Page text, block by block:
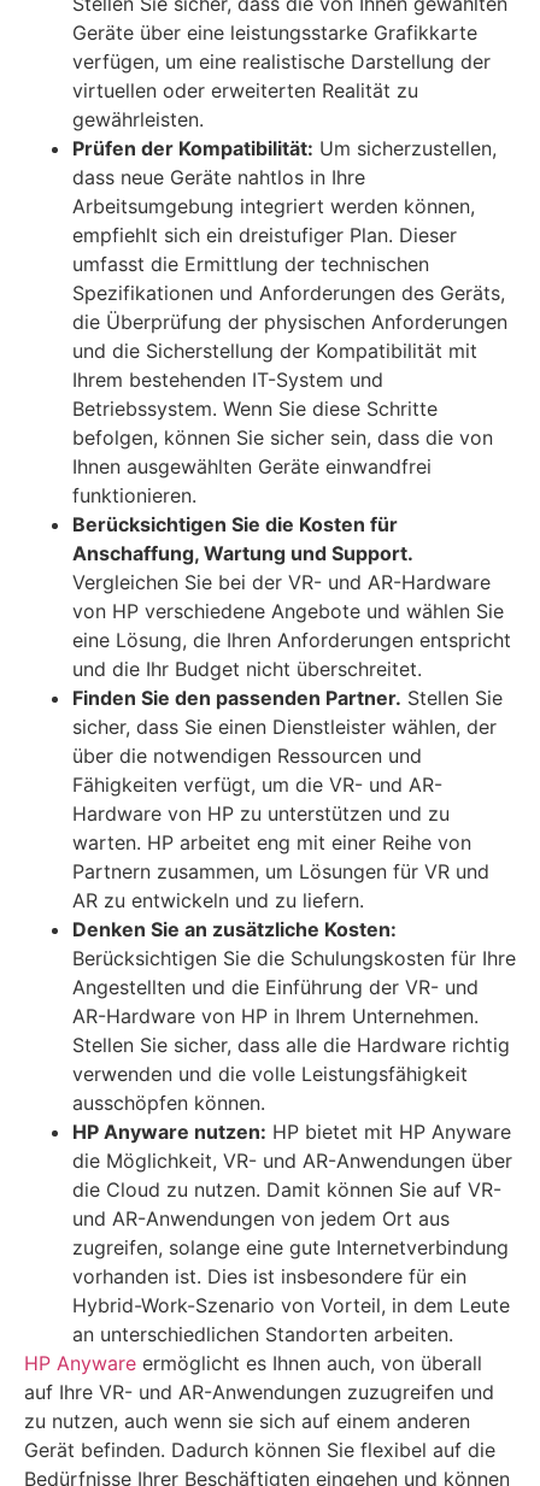
Geräte über eine leistungsstarke Grafikkarte
verfügen, um eine realistische Darstellung der
virtuellen oder erweiterten Realität zu
gewährleisten.
Prüfen der Kompatibilität: Um sicherzustellen,
dass neue Geräte nahtlos in Ihre
Arbeitsumgebung integriert werden können,
empfiehlt sich ein dreistufiger Plan. Dieser
umfasst die Ermittlung der technischen
Spezifikationen und Anforderungen des Geräts,
die Überprüfung der physischen Anforderungen
und die Sicherstellung der Kompatibilität mit
Ihrem bestehenden IT-System und
Betriebssystem. Wenn Sie diese Schritte
befolgen, können Sie sicher sein, dass die von
Ihnen ausgewählten Geräte einwandfrei
funktionieren.
Berücksichtigen Sie die Kosten für
Anschaffung, Wartung und Support.
Vergleichen Sie bei der VR- und AR-Hardware
von HP verschiedene Angebote und wählen Sie
eine Lösung, die Ihren Anforderungen entspricht
und die Ihr Budget nicht überschreitet.
Finden Sie den passenden Partner. Stellen Sie
sicher, dass Sie einen Dienstleister wählen, der
über die notwendigen Ressourcen und
Fähigkeiten verfügt, um die VR- und AR-
Hardware von HP zu unterstützen und zu
warten. HP arbeitet eng mit einer Reihe von
Partnern zusammen, um Lösungen für VR und
AR zu entwickeln und zu liefern.
Denken Sie an zusätzliche Kosten:
Berücksichtigen Sie die Schulungskosten für Ihre
Angestellten und die Einführung der VR- und
AR-Hardware von HP in Ihrem Unternehmen.
Stellen Sie sicher, dass alle die Hardware richtig
verwenden und die volle Leistungsfähigkeit
ausschöpfen können.
HP Anyware nutzen: HP bietet mit HP Anyware
die Möglichkeit, VR- und AR-Anwendungen über
die Cloud zu nutzen. Damit können Sie auf VR-
und AR-Anwendungen von jedem Ort aus
zugreifen, solange eine gute Internetverbindung
vorhanden ist. Dies ist insbesondere für ein
Hybrid-Work-Szenario von Vorteil, in dem Leute
an unterschiedlichen Standorten arbeiten.
HP Anyware ermöglicht es Ihnen auch, von überall
auf Ihre VR- und AR-Anwendungen zuzugreifen und
zu nutzen, auch wenn sie sich auf einem anderen
Gerät befinden. Dadurch können Sie flexibel auf die
Bedürfnisse Ihrer Beschäftigten eingehen und können